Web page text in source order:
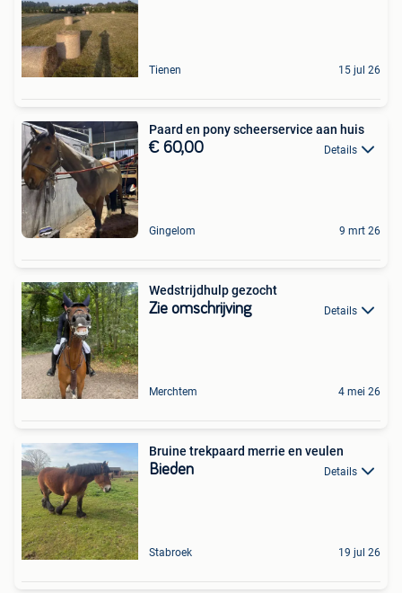
Tienen 15 jul 26
Paard en pony scheerservice aan huis
€ 60,00 Details
Gingelom 9 mrt 26
Wedstrijdhulp gezocht
Zie omschrijving Details
Merchtem 4 mei 26
Bruine trekpaard merrie en veulen
Bieden Details
Stabroek 19 jul 26